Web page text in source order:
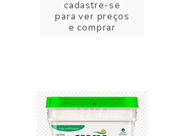
cadastre-se
para ver preços
e comprar